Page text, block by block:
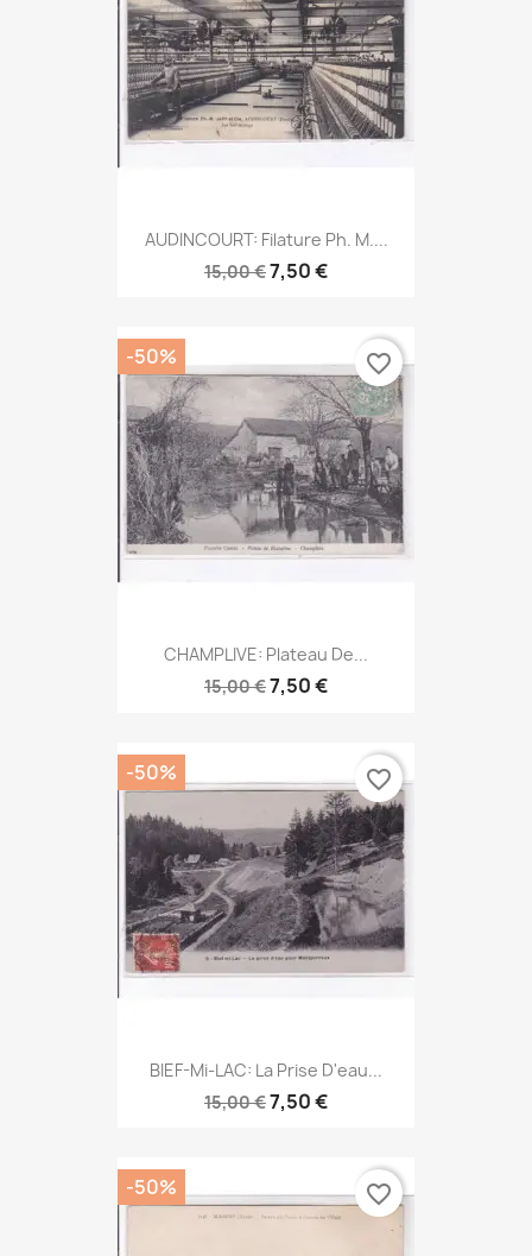
AUDINCOURT: Filature Ph. M....
15,00 €7,50 €
CHAMPLIVE: Plateau De...
15,00 €7,50 €
-50% favorite_border
BIEF-Mi-LAC: La Prise D'eau...
15,00 €7,50 €
-50% favorite_border
-50% favorite_border